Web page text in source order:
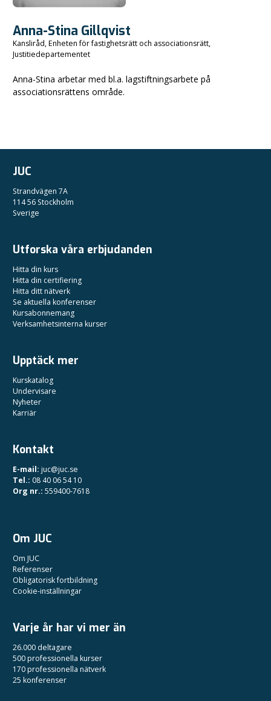
Anna-Stina Gillqvist
Kansliråd, Enheten för fastighetsrätt och associationsrätt,
Justitiedepartementet
Anna-Stina arbetar med bl.a. lagstiftningsarbete på
associationsrättens område.
JUC
Strandvägen 7A
114 56 Stockholm
Sverige
Utforska våra erbjudanden
Hitta din kurs
Hitta din certifiering
Hitta ditt nätverk
Se aktuella konferenser
Kursabonnemang
Verksamhetsinterna kurser
Upptäck mer
Kurskatalog
Undervisare
Nyheter
Karriär
Kontakt
E-mail: juc@juc.se
Tel.: 08 40 06 54 10
Org nr.: 559400-7618
Om JUC
Om JUC
Referenser
Obligatorisk fortbildning
Cookie-inställningar
Varje år har vi mer än
26.000 deltagare
500 professionella kurser
170 professionella nätverk
25 konferenser